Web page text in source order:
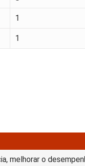
melhorar o
1
1